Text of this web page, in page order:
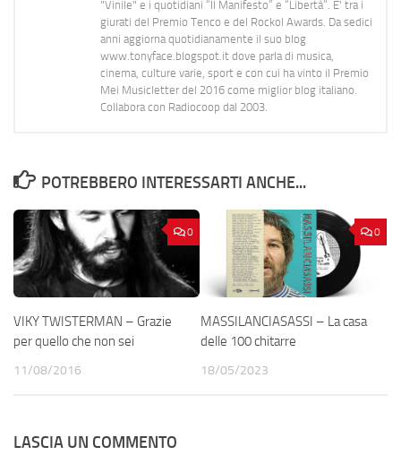
"Vinile" e i quotidiani “Il Manifesto” e “Libertà”. E' tra i
giurati del Premio Tenco e del Rockol Awards. Da sedici
anni aggiorna quotidianamente il suo blog
www.tonyface.blogspot.it dove parla di musica,
cinema, culture varie, sport e con cui ha vinto il Premio
Mei Musicletter del 2016 come miglior blog italiano.
Collabora con Radiocoop dal 2003.
POTREBBERO INTERESSARTI ANCHE...
0
VIKY TWISTERMAN – Grazie
per quello che non sei
11/08/2016
0
MASSILANCIASASSI – La casa
delle 100 chitarre
18/05/2023
LASCIA UN COMMENTO